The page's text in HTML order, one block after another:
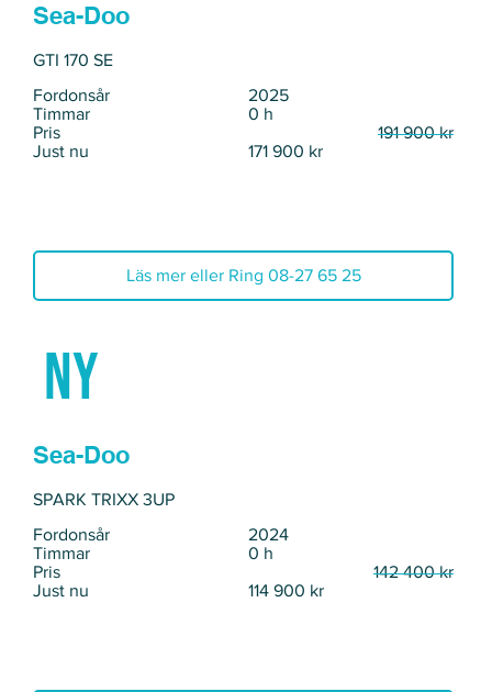
Sea-Doo
GTI 170 SE
Läs mer eller Ring 08-27 65 25
Fordonsår
2025
Timmar
0 h
Pris
Just nu
171 900 kr
191 900 kr
Sea-Doo
SPARK TRIXX 3UP
Fordonsår
2024
Timmar
0 h
Pris
Just nu
114 900 kr
142 400 kr
Ny